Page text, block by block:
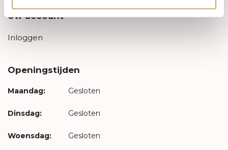
Uw account
Inloggen
Openingstijden
Maandag: Gesloten
Dinsdag: Gesloten
Woensdag: Gesloten